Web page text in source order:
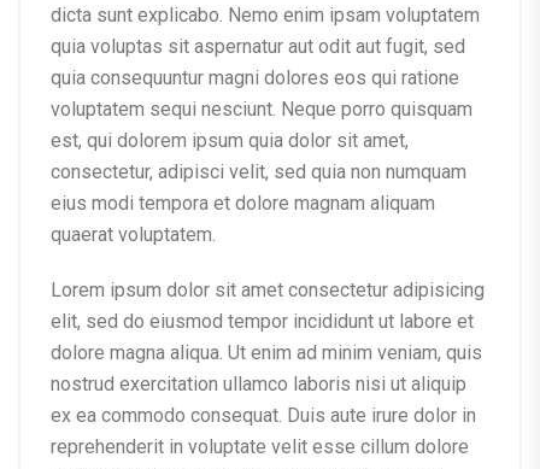
dicta sunt explicabo. Nemo enim ipsam voluptatem
quia voluptas sit aspernatur aut odit aut fugit, sed
quia consequuntur magni dolores eos qui ratione
voluptatem sequi nesciunt. Neque porro quisquam
est, qui dolorem ipsum quia dolor sit amet,
consectetur, adipisci velit, sed quia non numquam
eius modi tempora et dolore magnam aliquam
quaerat voluptatem.
Lorem ipsum dolor sit amet consectetur adipisicing
elit, sed do eiusmod tempor incididunt ut labore et
dolore magna aliqua. Ut enim ad minim veniam, quis
nostrud exercitation ullamco laboris nisi ut aliquip
ex ea commodo consequat. Duis aute irure dolor in
reprehenderit in voluptate velit esse cillum dolore